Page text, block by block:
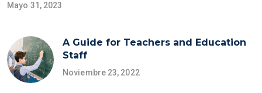
Mayo 31, 2023
A Guide for Teachers and Education
Staff
Noviembre 23, 2022